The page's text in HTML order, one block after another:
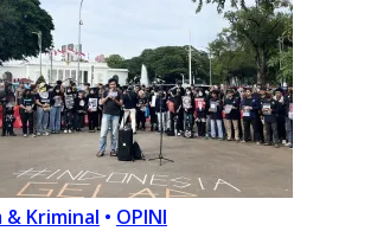
& Kriminal • OPINI